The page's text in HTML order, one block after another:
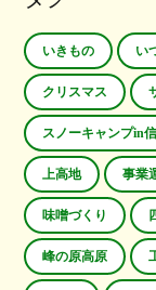
いきもの い
クリスマス
スノーキャンプin
上高地 事業
味噌づくり
峰の原高原